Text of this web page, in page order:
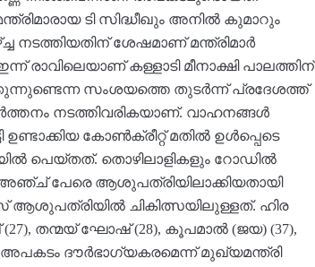
ടി സിദ്ധീഖും അനിൽ കുമാറും
നടത്തിയതിന് ശേഷമാണ് മന്ത്രിമാർ
രാവിലെയാണ് കള്ളാടി മീനാക്ഷി പാലത്തിന്
സംശയത്തെ തുടർന്ന് പ്രദേശത്ത്
നടത്തിവരികയാണ്. വാഹനങ്ങൾ
ഉണ്ടാക്കിയ കോൺക്രീറ്റ് മതിൽ ഉൾപ്പെടെ
പെയ്തത്. തൊഴിലാളികളും റോഡിൽ
അഞ്ച് പേരെ ആശുപത്രിയിലാക്കിയതായി
ആശുപത്രിയിൽ ചികിത്സയിലുള്ളത്. ഹിര
തന്മയ് ഘോഷ് (28), കൂപമാൽ (ജയ) (37),
ദൗർഭാ​ഗ്യകരമെന്ന് മുഖ്യമന്ത്രി